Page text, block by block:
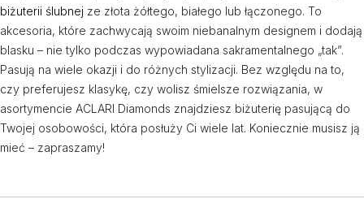
biżuterii ślubnej ze złota żółtego, białego lub łączonego. To
akcesoria, które zachwycają swoim niebanalnym designem i dodają
blasku – nie tylko podczas wypowiadana sakramentalnego „tak”.
Pasują na wiele okazji i do różnych stylizacji. Bez względu na to,
czy preferujesz klasykę, czy wolisz śmielsze rozwiązania, w
asortymencie ACLARI Diamonds znajdziesz biżuterię pasującą do
Twojej osobowości, która posłuży Ci wiele lat. Koniecznie musisz ją
mieć – zapraszamy!